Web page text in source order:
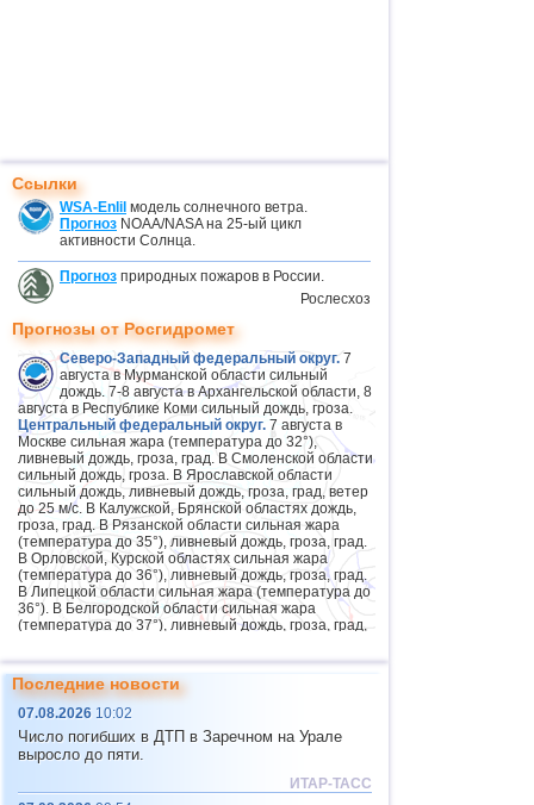
Ссылки
WSA-Enlil модель солнечного ветра.
Прогноз NOAA/NASA на 25-ый цикл
активности Солнца.
Прогноз природных пожаров в России.
Рослесхоз
Прогнозы от Росгидромет
Северо-Западный федеральный округ. 7
августа в Мурманской области сильный
дождь. 7-8 августа в Архангельской области, 8
августа в Республике Коми сильный дождь, гроза.
Центральный федеральный округ. 7 августа в
Москве сильная жара (температура до 32°),
ливневый дождь, гроза, град. В Смоленской области
сильный дождь, гроза. В Ярославской области
сильный дождь, ливневый дождь, гроза, град, ветер
до 25 м/с. В Калужской, Брянской областях дождь,
гроза, град. В Рязанской области сильная жара
(температура до 35°), ливневый дождь, гроза, град.
В Орловской, Курской областях сильная жара
(температура до 36°), ливневый дождь, гроза, град.
В Липецкой области сильная жара (температура до
36°). В Белгородской области сильная жара
(температура до 37°), ливневый дождь, гроза, град,
ливневый дождь, гроза, 7 августа град. В
Воронежской области сильная жара (температура
до 37°), 7 августа дождь, гроза, град.
Приволжский федеральный округ.
м/с. 8 августа на юге округа ливневый дождь, гроза,
град, ветер 15-20 м/с. 8-9 августа в Пермском крае
сильный дождь, гроза. 9 августа в Татарстане
сильный дождь, гроза, град, ветер 15-20 м/с.
Последние новости
07.08.2026 10:02
Число погибших в ДТП в Заречном на Урале
выросло до пяти.
ИТАР-ТАСС